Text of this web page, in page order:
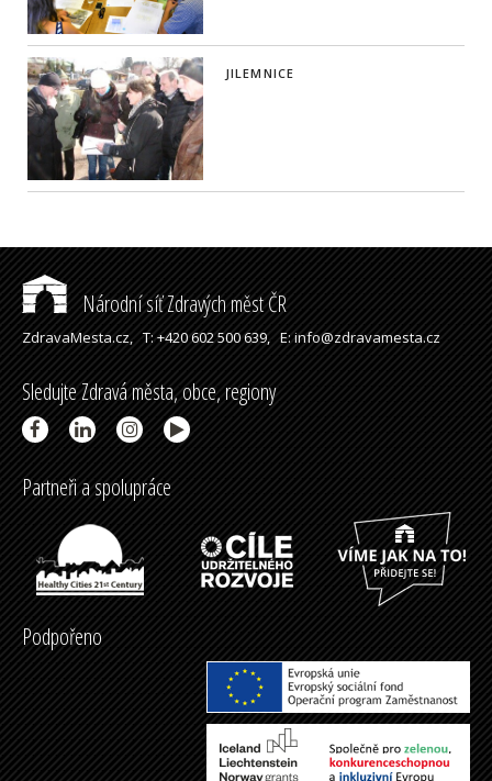
JILEMNICE
Národní síť Zdravých měst ČR
ZdravaMesta.cz,T: +420 602 500 639,E: info@zdravamesta.cz
Sledujte Zdravá města, obce, regiony
Partneři a spolupráce
Podpořeno